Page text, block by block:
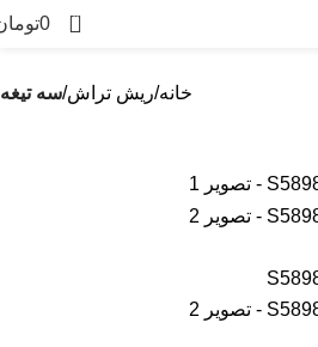
0
0
خانه ریش تراش سه تیغه